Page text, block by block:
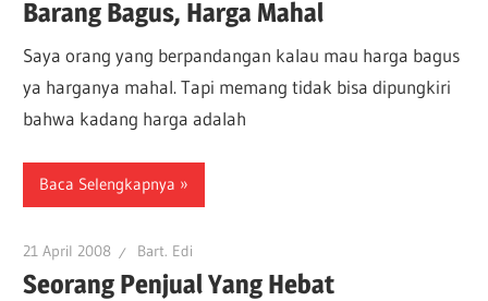
Barang Bagus, Harga Mahal
Saya orang yang berpandangan kalau mau harga bagus
ya harganya mahal. Tapi memang tidak bisa dipungkiri
bahwa kadang harga adalah
Baca Selengkapnya
21 April 2008 Bart. Edi
Seorang Penjual Yang Hebat